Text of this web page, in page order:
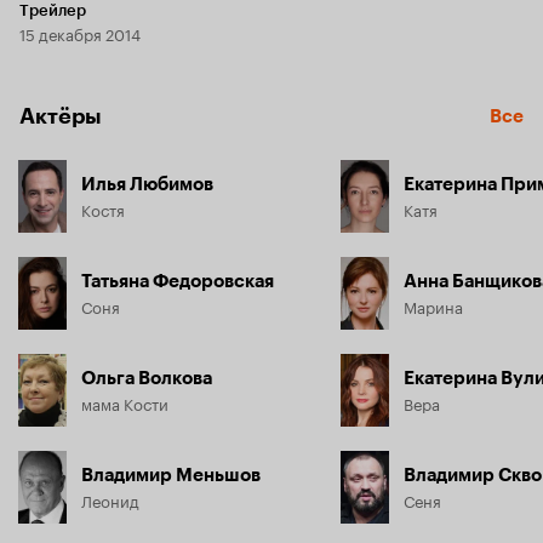
Трейлер
15 декабря 2014
Актёры Все
Илья Любимов
Костя
Татьяна Федоровская
Соня
Ольга Волкова
мама Кости
Владимир Меньшов
Леонид
Екатерина
Катя
Анна
Марина
Екатерина
Вера
Владимир
Сеня